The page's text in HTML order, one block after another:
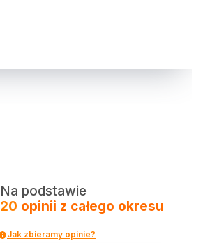
Na podstawie
20 opinii z całego okresu
Jak zbieramy opinie?